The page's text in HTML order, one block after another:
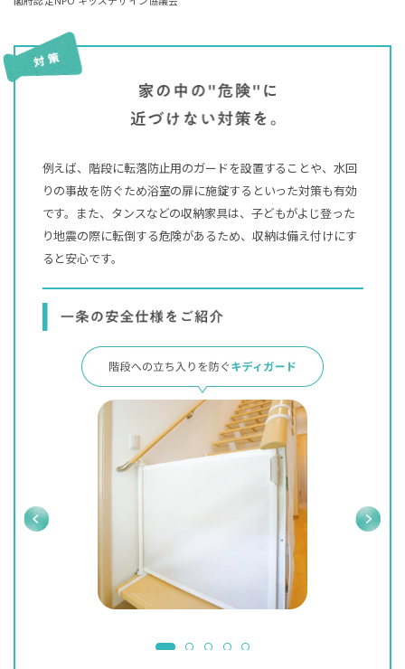
例えば、階段に転落防止用のガードを設置することや、 水回
りの事故を防ぐため浴室の扉に施錠するといった対策も有効
です。 また、タンスなどの収納家具は、子どもがよじ登った
り地震の際に転倒する危険があるため、収納は備え付けにす
ると安心です。